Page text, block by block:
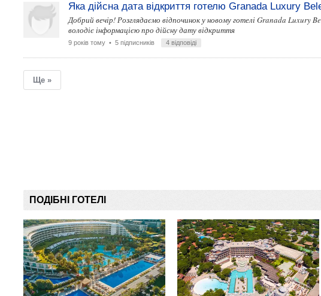
Яка дійсна дата відкриття готелю Granada Luxury
Добрий вечір! Розглядаємо відпочинок у новому готелі Granada
володіє інформацією про дійсну дату відкриття
9 років тому • 5 підписників 4 відповіді
Ще »
ПОДІБНІ ГОТЕЛІ